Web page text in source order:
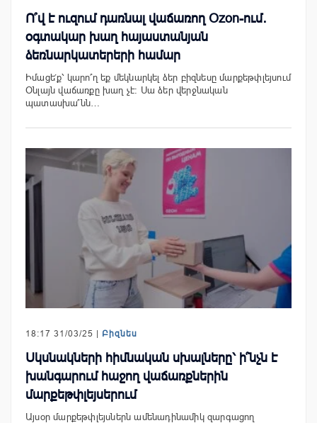
Ո՞վ է ուզում դառնալ վաճառող Ozon-ում․
օգտակար խաղ հայաստանյան
ձեռնարկատերերի համար
Իմացե՛ք՝ կարո՞ղ եք մեկնարկել ձեր բիզնեսը մարքեթփլեյսում
Օնլայն վաճառքը խաղ չէ։ Սա ձեր վերջնական
պատասխա՞նն…
18:17 31/03/25 | Բիզնես
Սկսնակների հիմնական սխալները՝ ի՞նչն է
խանգարում հաջող վաճառքներին
մարքեթփլեյսերում
Այսօր մարքեթփլեյսներն ամենադինամիկ զարգացող